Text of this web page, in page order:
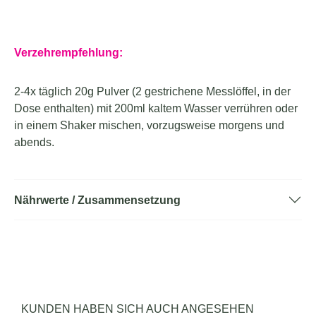
Verzehrempfehlung:
2-4x täglich 20g Pulver (2 gestrichene Messlöffel, in der
Dose enthalten) mit 200ml kaltem Wasser verrühren oder
in einem Shaker mischen, vorzugsweise morgens und
abends.
Nährwerte / Zusammensetzung
KUNDEN HABEN SICH AUCH ANGESEHEN